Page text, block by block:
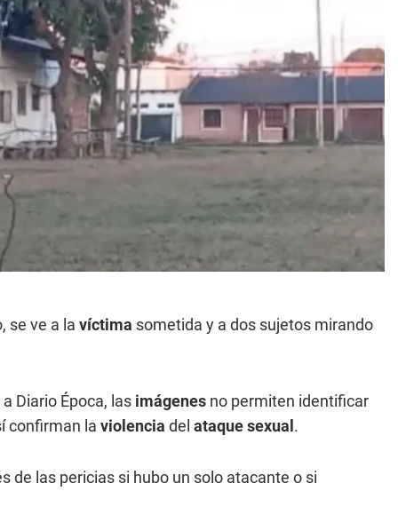
se ve a la víctima sometida y a dos sujetos mirando
Diario Época, las imágenes no permiten identificar
confirman la violencia del ataque sexual.
de las pericias si hubo un solo atacante o si